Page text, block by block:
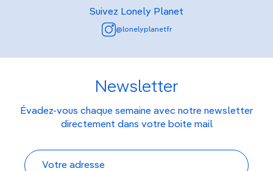
Suivez Lonely Planet
@lonelyplanetfr
Newsletter
Évadez-vous chaque semaine avec notre newsletter
directement dans votre boite mail